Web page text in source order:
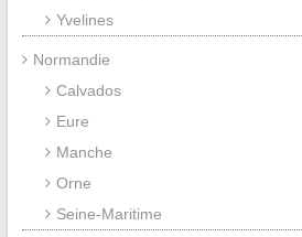
Yvelines
Normandie
Calvados
Eure
Manche
Orne
Seine-Maritime